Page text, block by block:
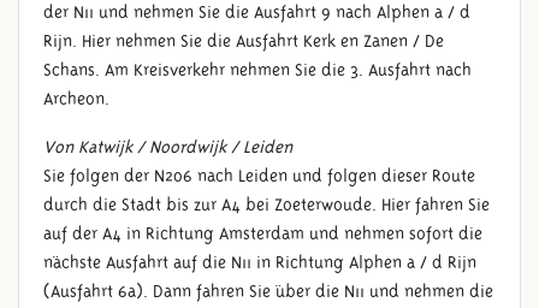
der N11 und nehmen Sie die Ausfahrt 9 nach Alphen a / d
Rijn. Hier nehmen Sie die Ausfahrt Kerk en Zanen / De
Schans. Am Kreisverkehr nehmen Sie die 3. Ausfahrt nach
Archeon.
Von Katwijk / Noordwijk / Leiden
Sie folgen der N206 nach Leiden und folgen dieser Route
durch die Stadt bis zur A4 bei Zoeterwoude. Hier fahren Sie
auf der A4 in Richtung Amsterdam und nehmen sofort die
nächste Ausfahrt auf die N11 in Richtung Alphen a / d Rijn
(Ausfahrt 6a). Dann fahren Sie über die N11 und nehmen die